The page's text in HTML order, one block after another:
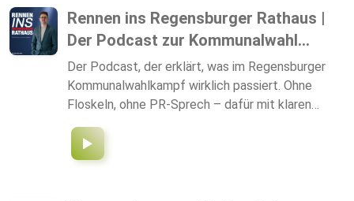
du Hintergrundwissen, Nerd-Talk und interessante
Meinungen aus der Fangemeinde. Tauche mit mir
ein in die Weiten des Kosmos - herzlich
willkommen beim Briefing!
Rennen ins Regensburger Rathaus |
Der Podcast zur Kommunalwahl...
Der Podcast, der erklärt, was im Regensburger
Kommunalwahlkampf wirklich passiert. Ohne
Floskeln, ohne PR-Sprech – dafür mit klaren
Analysen und ehrlichen Gesprächen. Ich spreche
mit Oberbürgermeisterkandidierenden,
Journalisten sowie Experten, die wissen, wie